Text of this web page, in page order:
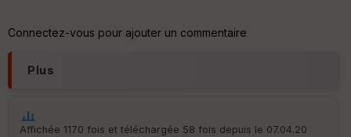
Connectez-vous pour ajouter un commentaire
Plus
Affichée 1170 fois et téléchargée 58 fois depuis le 07.04.20